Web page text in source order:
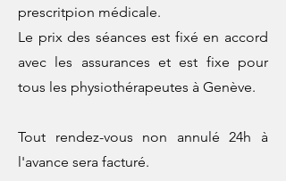
prescritpion médicale.
Le prix des séances est fixé en accord
avec les assurances et est fixe pour
tous les physiothérapeutes à Genève.
Tout rendez-vous non annulé 24h à
l'avance sera facturé.